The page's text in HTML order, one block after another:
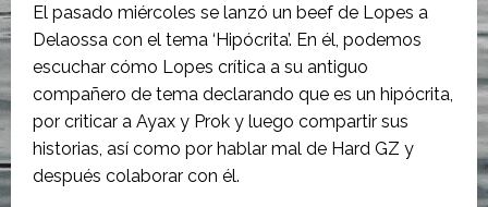
El pasado miércoles se lanzó un beef de Lopes a
Delaossa con el tema ‘Hipócrita’. En él, podemos
escuchar cómo Lopes crítica a su antiguo
compañero de tema declarando que es un hipócrita,
por criticar a Ayax y Prok y luego compartir sus
historias, así como por hablar mal de Hard GZ y
después colaborar con él.